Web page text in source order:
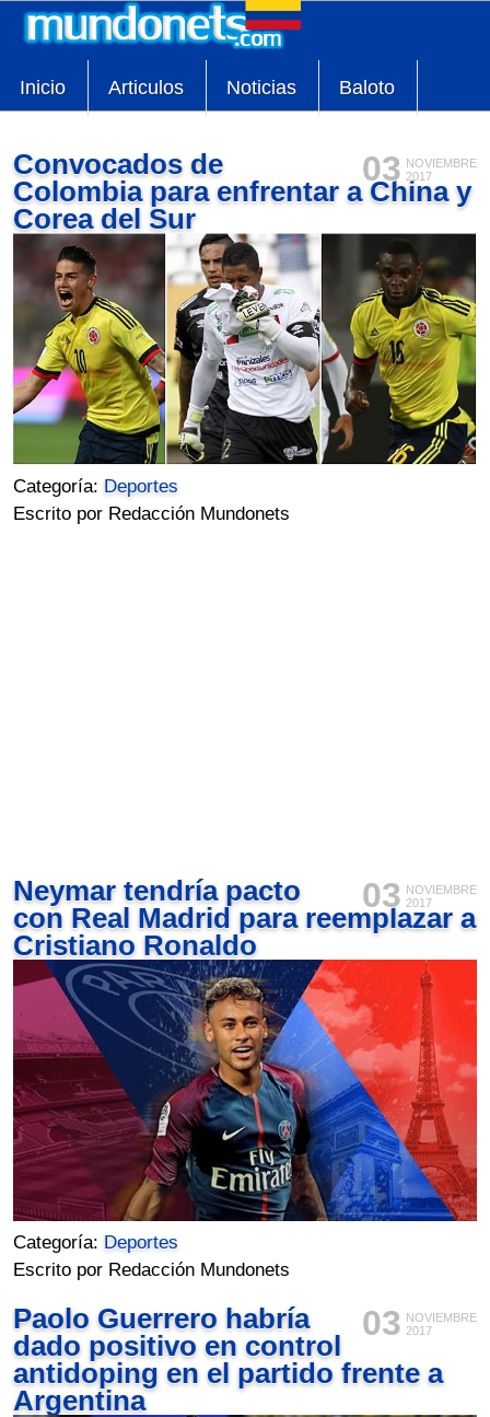
Inicio Articulos Noticias Baloto
03 NOVIEMBRE
2017
Convocados de
Colombia para enfrentar a China y
Corea del Sur
Categoría: Deportes
Escrito por Redacción Mundonets
03 NOVIEMBRE
2017
Neymar tendría pacto
con Real Madrid para reemplazar a
Cristiano Ronaldo
Categoría: Deportes
Escrito por Redacción Mundonets
03 NOVIEMBRE
2017
Paolo Guerrero habría
dado positivo en control
antidoping en el partido frente a
Argentina